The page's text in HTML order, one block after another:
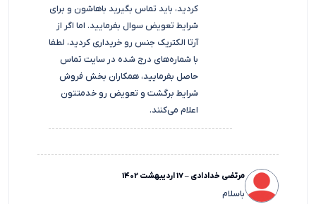
کردید، باید تماس بگیرید باهاشون و برای
شرایط تعویض سوال بفرمایید. اما اگر از
آرتا الکتریک جنس رو خریداری کردید، لطفا
با شماره‌های درج شده در سایت تماس
حاصل بفرمایید، همکاران بخش فروش
شرایط برگشت و تعویض رو خدمتتون
اعلام می‌کنند.
مرتضی خدادادی –17 اردیبهشت 1402
باسلام